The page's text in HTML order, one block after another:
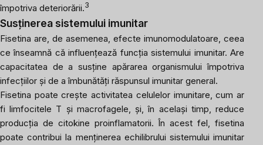
împotriva deteriorării.3
Susținerea sistemului imunitar
Fisetina are, de asemenea, efecte imunomodulatoare, ceea
ce înseamnă că influențează funcția sistemului imunitar. Are
capacitatea de a susține apărarea organismului împotriva
infecțiilor și de a îmbunătăți răspunsul imunitar general.
Fisetina poate crește activitatea celulelor imunitare, cum ar
fi limfocitele T și macrofagele, și, în același timp, reduce
producția de citokine proinflamatorii. În acest fel, fisetina
poate contribui la menținerea echilibrului sistemului imunitar